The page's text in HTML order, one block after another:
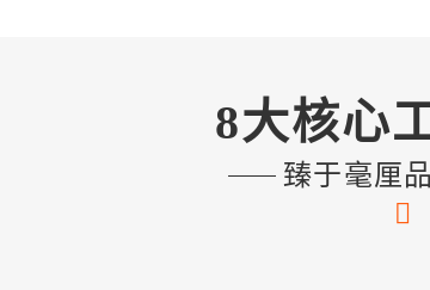
8大核心
臻于毫厘